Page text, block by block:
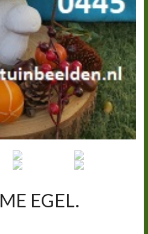
EGEL.